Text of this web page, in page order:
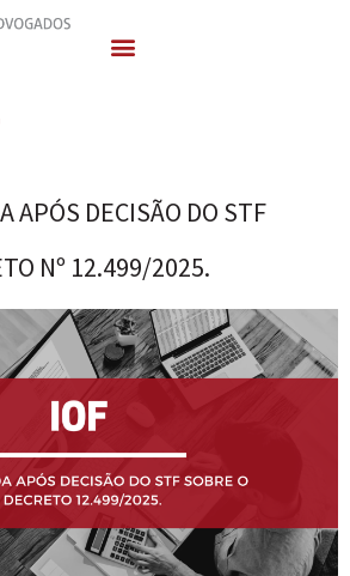
APÓS DECISÃO DO STF
Nº 12.499/2025.